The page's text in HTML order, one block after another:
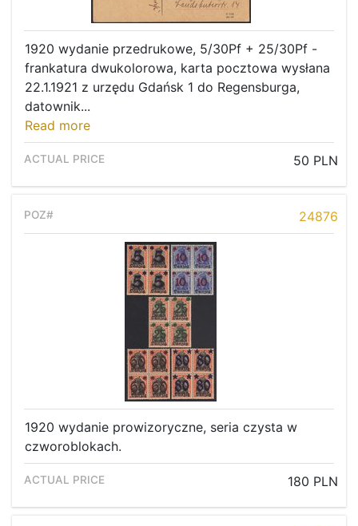
1920 wydanie przedrukowe, 5/30Pf + 25/30Pf -
frankatura dwukolorowa, karta pocztowa wysłana
22.1.1921 z urzędu Gdańsk 1 do Regensburga,
datownik...
Read more
50 PLN
24876
1920 wydanie prowizoryczne, seria czysta w
czworoblokach.
180 PLN